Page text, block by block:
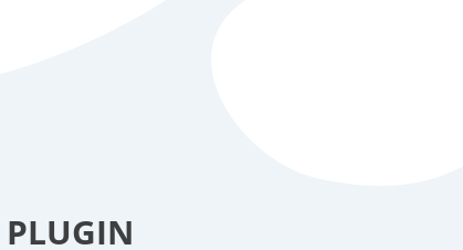
PLUGIN